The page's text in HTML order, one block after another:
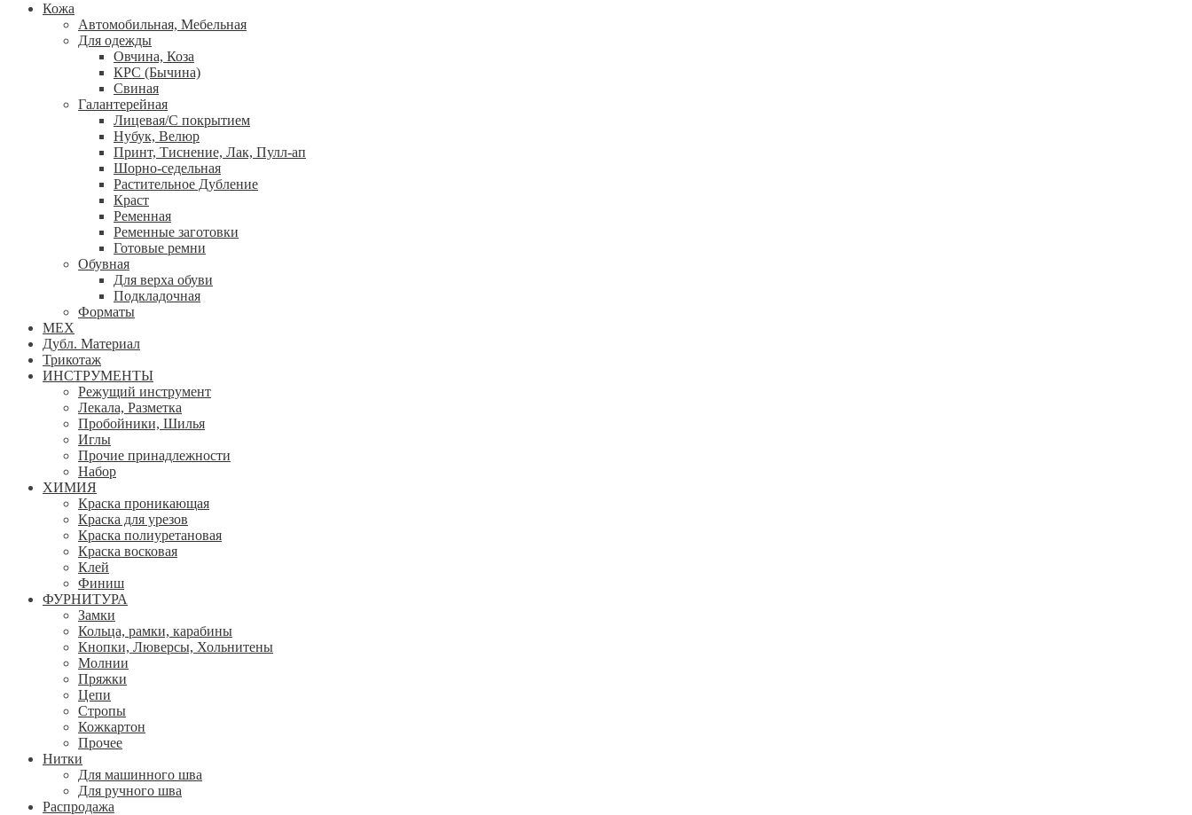
Кожа
Автомобильная, Мебельная
Для одежды
Овчина, Коза
КРС (Бычина)
Свиная
Галантерейная
Лицевая/С покрытием
Нубук, Велюр
Принт, Тиснение, Лак, Пулл-ап
Шорно-седельная
Растительное Дубление
Краст
Ременная
Ременные заготовки
Готовые ремни
Обувная
Для верха обуви
Подкладочная
Форматы
МЕХ
Дубл. Материал
Трикотаж
ИНСТРУМЕНТЫ
Режущий инструмент
Лекала, Разметка
Пробойники, Шилья
Иглы
Прочие принадлежности
Набор
ХИМИЯ
Краска проникающая
Краска для урезов
Краска полиуретановая
Краска восковая
Клей
Финиш
ФУРНИТУРА
Замки
Кольца, рамки, карабины
Кнопки, Люверсы, Хольнитены
Молнии
Пряжки
Цепи
Стропы
Кожкартон
Прочее
Нитки
Для машинного шва
Для ручного шва
Распродажа